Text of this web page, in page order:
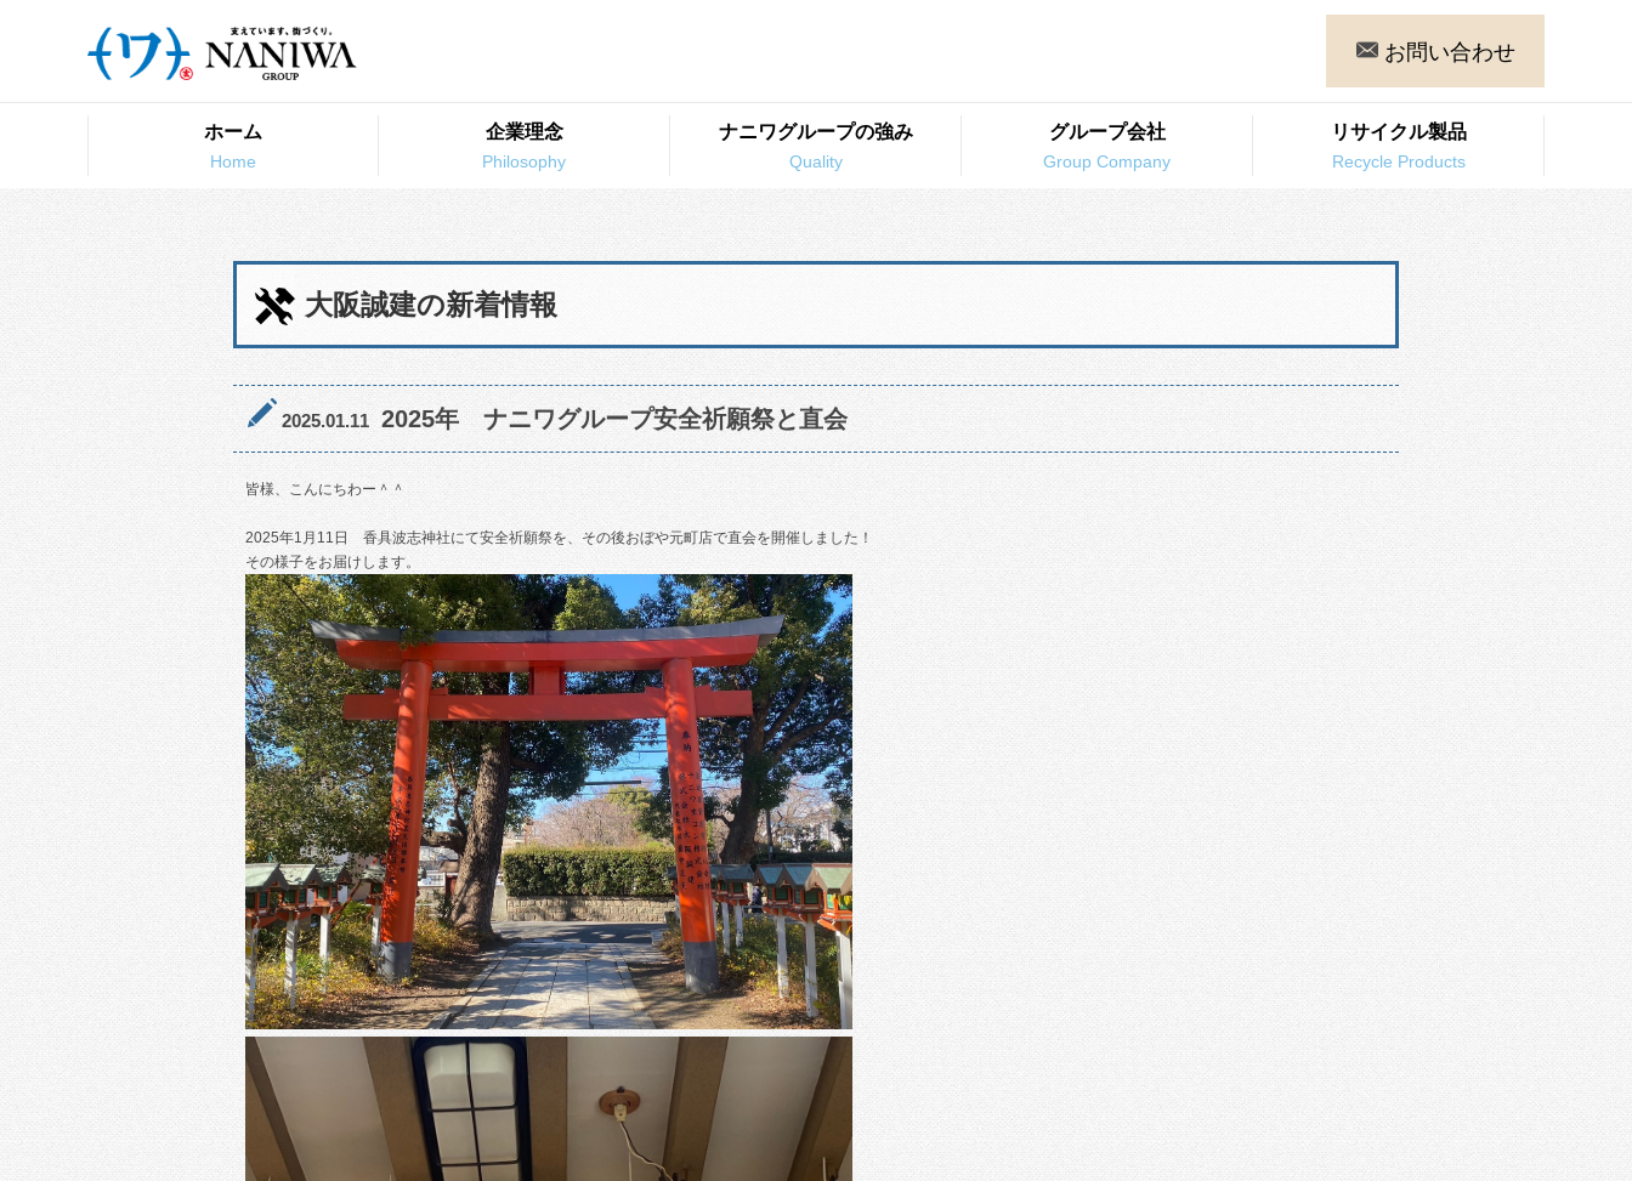
お問い合わせ
ホーム 企業理念 ナニワグループの強み グループ会社 リサイクル製品
大阪誠建の新着情報
2025.01.11 2025年 ナニワグループ安全祈願祭と直会
皆様、こんにちわー＾＾
2025年1月11日 香具波志神社にて安全祈願祭を、その後おぼや元町店で直会を開催しました！
その様子をお届けします。